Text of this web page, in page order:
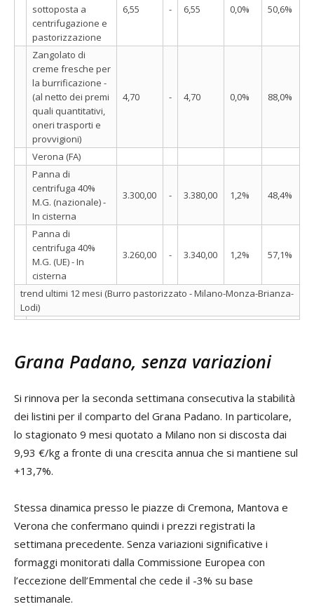
sottoposta a
centrifugazione e
pastorizzazione
6,55 - 6,55 0,0% 50,6%
Zangolato di
creme fresche per
la burrificazione -
(al netto dei premi
quali quantitativi,
oneri trasporti e
provvigioni)
4,70 - 4,70 0,0% 88,0%
Verona (FA)
Panna di
centrifuga 40%
M.G. (nazionale) -
In cisterna
3.300,00 - 3.380,00 1,2% 48,4%
Panna di
centrifuga 40%
M.G. (UE) - In
cisterna
3.260,00 - 3.340,00 1,2% 57,1%
trend ultimi 12 mesi (Burro pastorizzato - Milano-Monza-Brianza-
Lodi)
Grana Padano, senza variazioni
Si rinnova per la seconda settimana consecutiva la stabilità
dei listini per il comparto del Grana Padano. In particolare,
lo stagionato 9 mesi quotato a Milano non si discosta dai
9,93 €/kg a fronte di una crescita annua che si mantiene sul
+13,7%.
Stessa dinamica presso le piazze di Cremona, Mantova e
Verona che confermano quindi i prezzi registrati la
settimana precedente. Senza variazioni significative i
formaggi monitorati dalla Commissione Europea con
l’eccezione dell’Emmental che cede il -3% su base
settimanale.